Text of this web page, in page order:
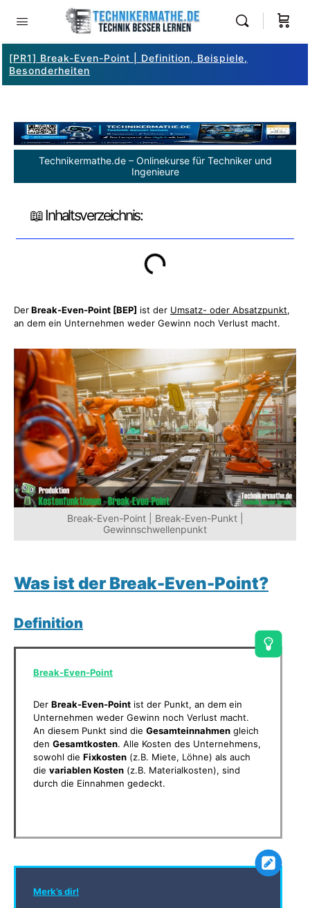
[PR1] Break-Even-Point | Definition, Beispiele,
Besonderheiten
Technikermathe.de – Onlinekurse für Techniker und
Ingenieure
📖 Inhaltsverzeichnis:
DerBreak-Even-Point [BEP] ist der Umsatz- oder Absatzpunkt,
an dem ein Unternehmen weder Gewinn noch Verlust macht.
Break-Even-Point | Break-Even-Punkt |
Gewinnschwellenpunkt
Was ist der Break-Even-Point?
Definition
Break-Even-Point
Der Break-Even-Point ist der Punkt, an dem ein
Unternehmen weder Gewinn noch Verlust macht.
An diesem Punkt sind die Gesamteinnahmen gleich
den Gesamtkosten. Alle Kosten des Unternehmens,
sowohl die Fixkosten (z.B. Miete, Löhne) als auch
die variablen Kosten (z.B. Materialkosten), sind
durch die Einnahmen gedeckt.
Merk’s dir!